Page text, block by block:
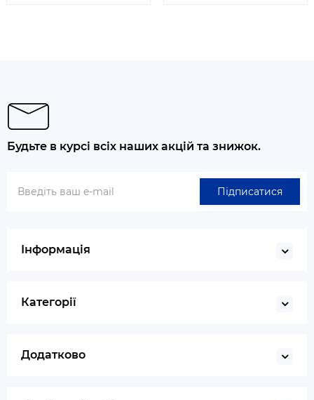
Будьте в курсі всіх наших акцій та знижок.
Підписатися
Інформація
Категорії
Додатково